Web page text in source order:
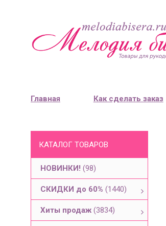
Главная Как сделать заказ
КАТАЛОГ ТОВАРОВ
НОВИНКИ! (98)
СКИДКИ до 60% (1440)
Хиты продаж (3834)